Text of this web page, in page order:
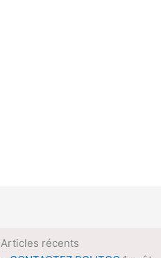
récents